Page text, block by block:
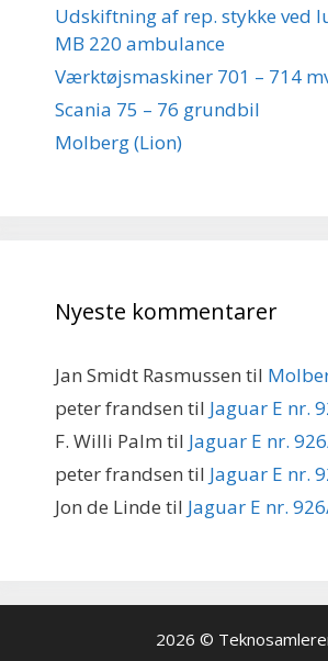
Udskiftning af rep. stykke ved
MB 220 ambulance
Værktøjsmaskiner 701 – 714
Scania 75 – 76 grundbil
Molberg (Lion)
Nyeste kommentarer
Jan Smidt Rasmussen til
peter frandsen til Jaguar E nr.
F. Willi Palm til Jaguar E nr.
peter frandsen til Jaguar E nr.
Jon de Linde til Jaguar E nr.
2026 ©